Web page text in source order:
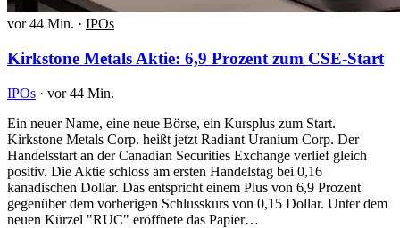
vor 44 Min. · IPOs
Kirkstone Metals Aktie: 6,9 Prozent zum CSE-Start
IPOs · vor 44 Min.
Ein neuer Name, eine neue Börse, ein Kursplus zum Start.
Kirkstone Metals Corp. heißt jetzt Radiant Uranium Corp. Der
Handelsstart an der Canadian Securities Exchange verlief gleich
positiv. Die Aktie schloss am ersten Handelstag bei 0,16
kanadischen Dollar. Das entspricht einem Plus von 6,9 Prozent
gegenüber dem vorherigen Schlusskurs von 0,15 Dollar. Unter dem
neuen Kürzel "RUC" eröffnete das Papier…